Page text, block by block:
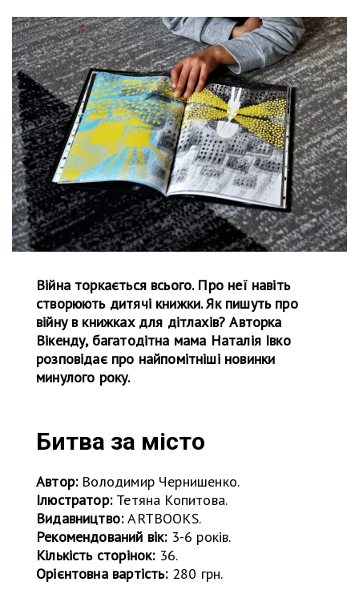
Війна торкається всього. Про неї навіть
створюють дитячі книжки. Як пишуть про
війну в книжках для дітлахів? Авторка
Вікенду, багатодітна мама Наталія Івко
розповідає про найпомітніші новинки
минулого року.
Битва за місто
Автор: Володимир Чернишенко.
Ілюстратор:Тетяна Копитова.
Видавництво:ARTBOOKS.
Рекомендований вік:3-6 років.
Кількість сторінок: 36.
Орієнтовна вартість: 280 грн.